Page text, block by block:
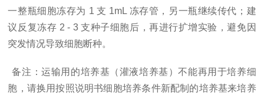
一整瓶细胞冻存为 1 支 1mL 冻存管，另一瓶继续传代；建
议反复冻存 2 - 3 支种子细胞后，再进行扩增实验，避免因
突发情况导致细胞断种。
备注：运输用的培养基（灌液培养基）不能再用于培养细
胞，请换用按照说明书细胞培养条件新配制的培养基来培养